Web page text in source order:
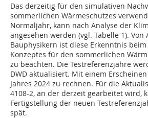
Das derzeitig für den simulativen
sommerlichen Wärmeschutzes
Normaljahr, kann nach Analyse der
angesehen werden (vgl. Tabelle 1).
Bauphysikern ist diese Erkenntnis
Konzeptes für den sommerlichen
zu beachten. Die Testreferenzjahre
DWD aktualisiert. Mit einem
Jahres 2024 zu rechnen. Für die
4108-2, an der derzeit gearbeitet wird,
Fertigstellung der neuen
spät.